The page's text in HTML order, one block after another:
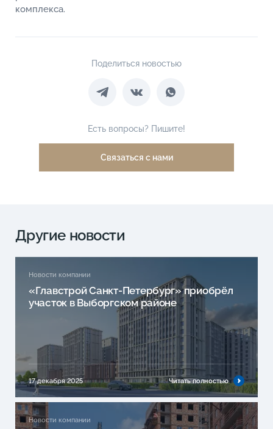
комплекса.
Поделиться новостью
Есть вопросы? Пишите!
Связаться с нами
Другие новости
Новости компании
«Главстрой Санкт-Петербург» приобрёл
участок в Выборгском районе
17 декабря 2025 Читать полностью
Новости компании